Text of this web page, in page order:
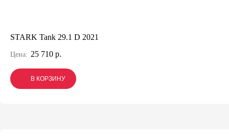
STARK Tank 29.1 D 2021
Цена: 25 710 р.
В КОРЗИНУ
В КОРЗИНУ
В КОРЗИНУ